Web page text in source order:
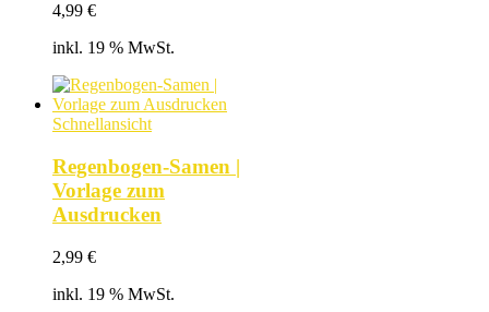
4,99 €
inkl. 19 % MwSt.
Schnellansicht
Regenbogen-Samen |
Vorlage zum
Ausdrucken
2,99 €
inkl. 19 % MwSt.